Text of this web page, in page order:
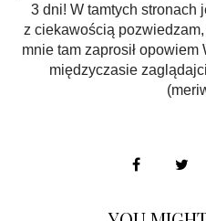
3 dni! W tamtych stronach
z ciekawością
mnie tam zaprosił
międzyczasie